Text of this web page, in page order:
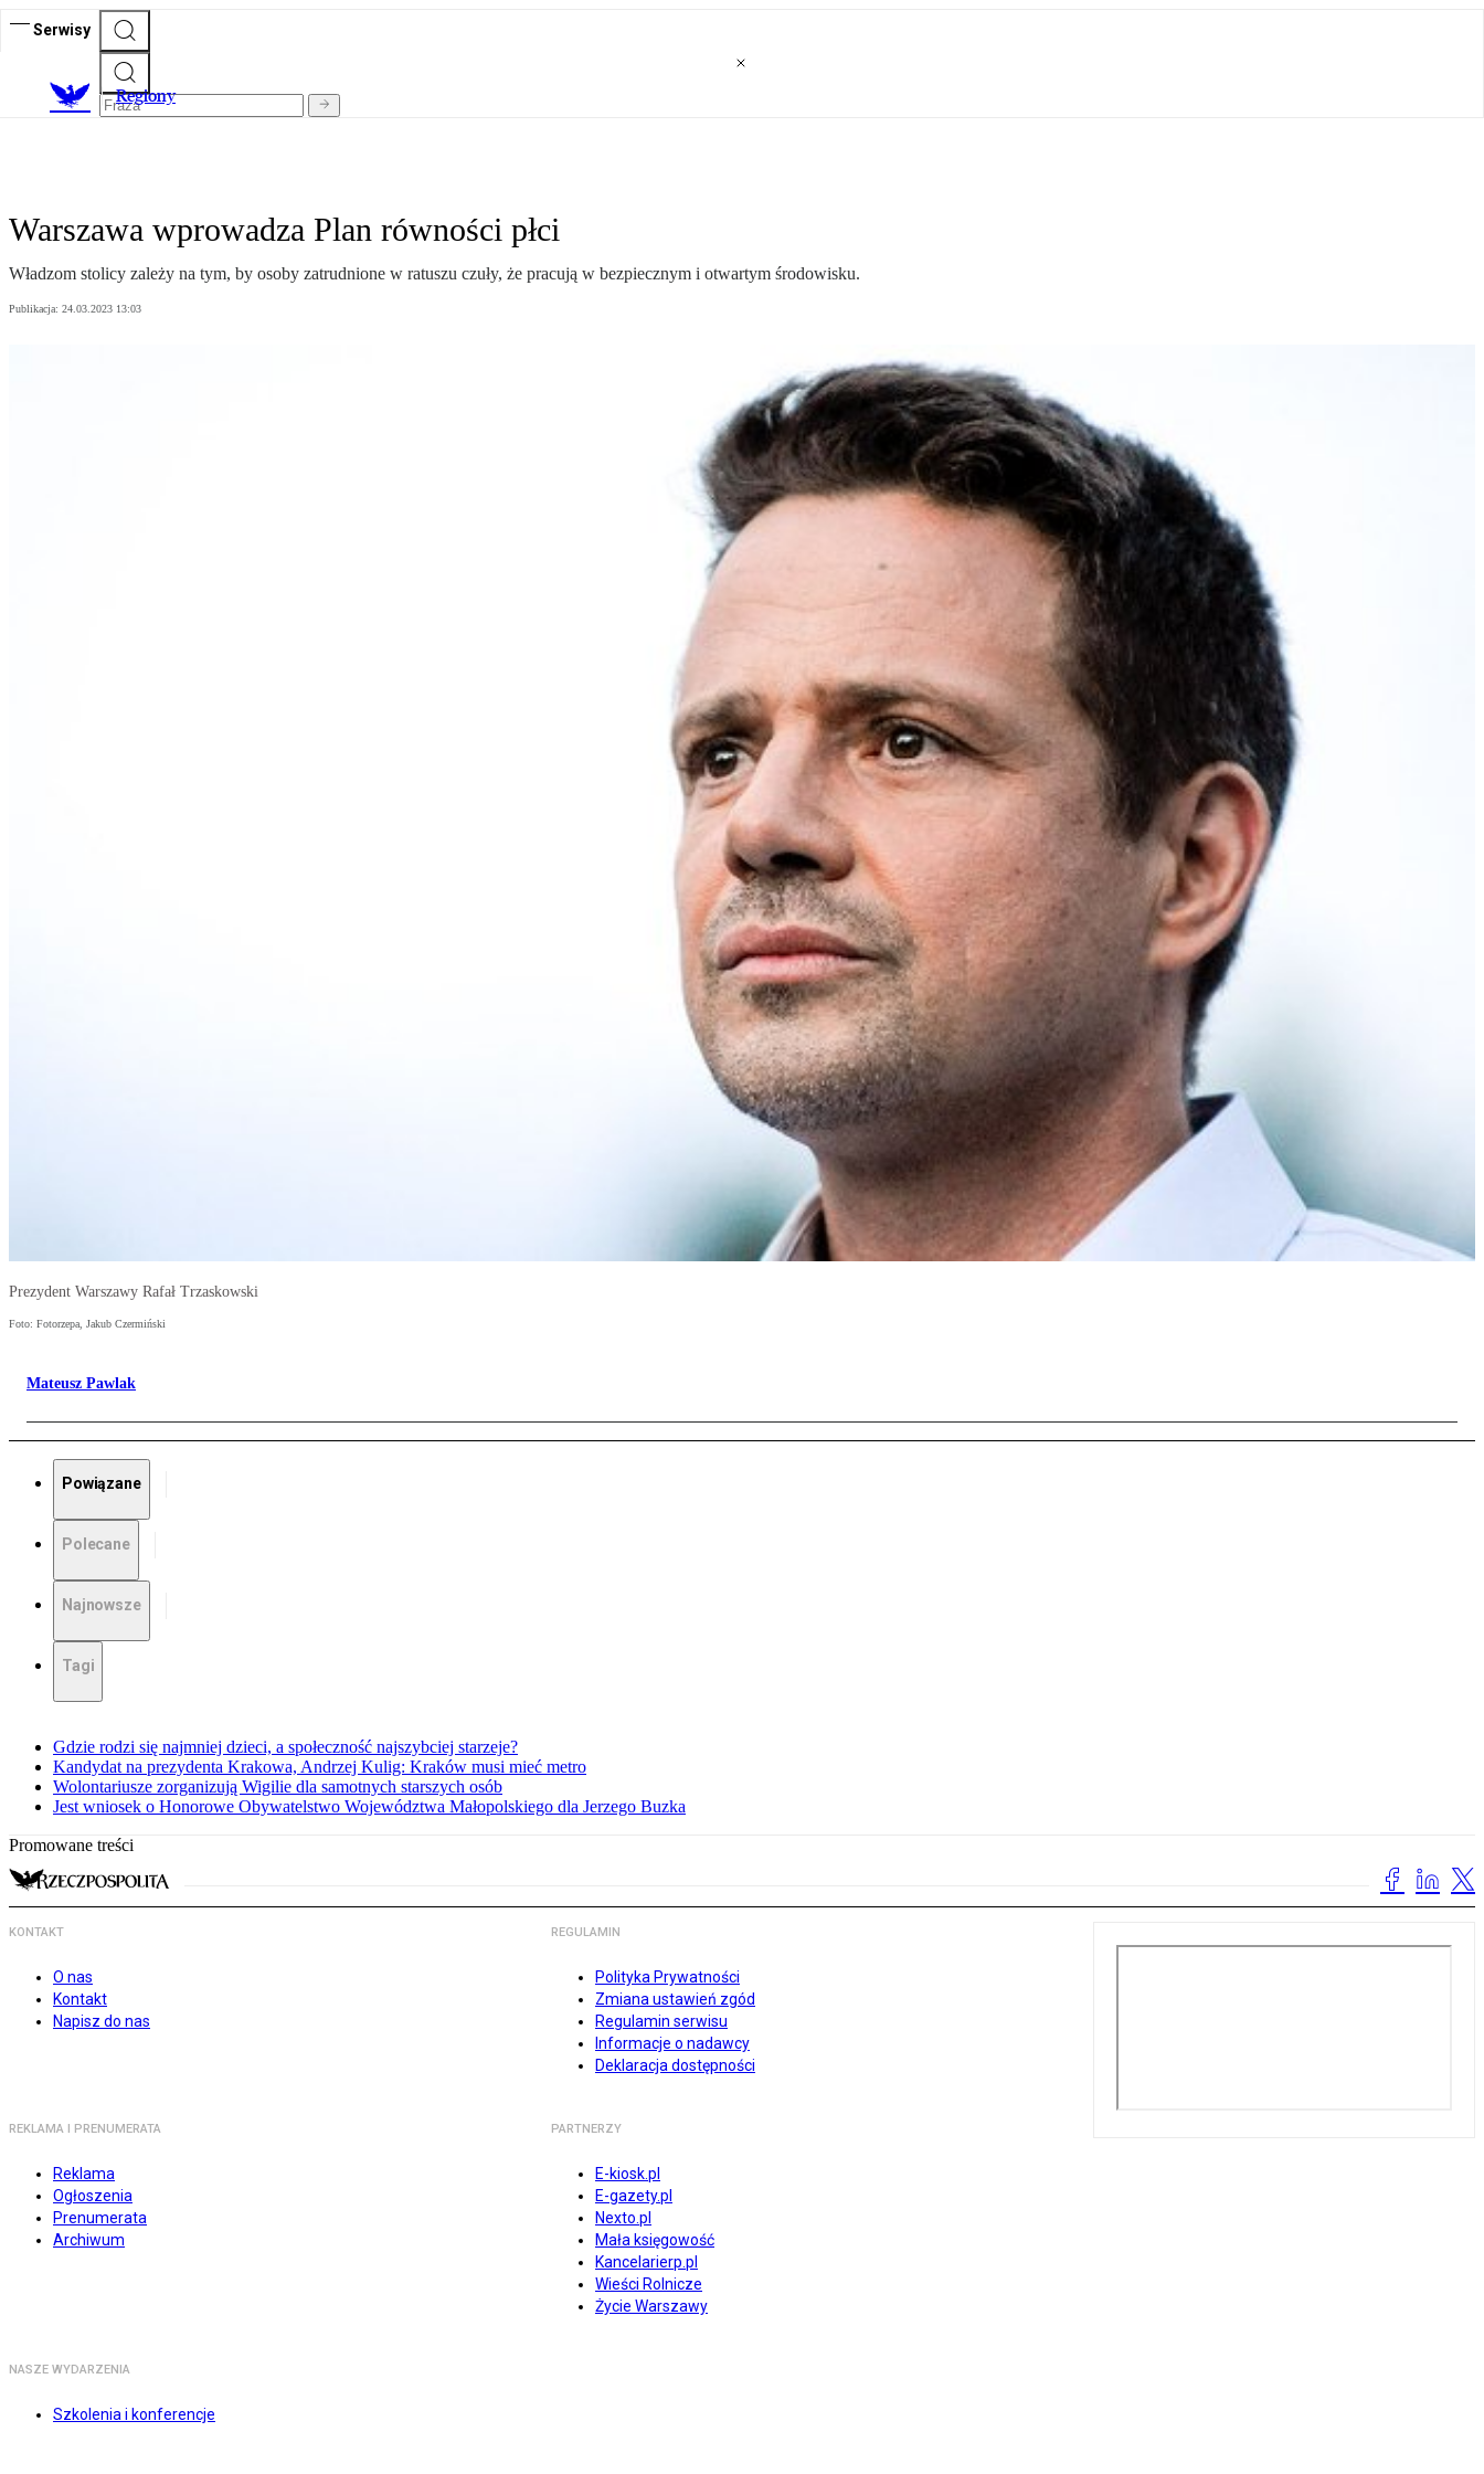
Serwisy
Regiony
Warszawa wprowadza Plan równości płci
Władzom stolicy zależy na tym, by osoby zatrudnione w ratuszu czuły, że pracują w bezpiecznym i otwartym środowisku.
Publikacja: 24.03.2023 13:03
Prezydent Warszawy Rafał Trzaskowski
Foto: Fotorzepa, Jakub Czermiński
Mateusz Pawlak
Powiązane
Polecane
Najnowsze
Tagi
Gdzie rodzi się najmniej dzieci, a społeczność najszybciej starzeje?
Kandydat na prezydenta Krakowa, Andrzej Kulig: Kraków musi mieć metro
Wolontariusze zorganizują Wigilie dla samotnych starszych osób
Jest wniosek o Honorowe Obywatelstwo Województwa Małopolskiego dla Jerzego Buzka
Promowane treści
KONTAKT
O nas
Kontakt
Napisz do nas
REGULAMIN
Polityka Prywatności
Zmiana ustawień zgód
Regulamin serwisu
Informacje o nadawcy
Deklaracja dostępności
REKLAMA I PRENUMERATA
Reklama
Ogłoszenia
Prenumerata
Archiwum
PARTNERZY
E-kiosk.pl
E-gazety.pl
Nexto.pl
Mała księgowość
Kancelarierp.pl
Wieści Rolnicze
Życie Warszawy
NASZE WYDARZENIA
Szkolenia i konferencje